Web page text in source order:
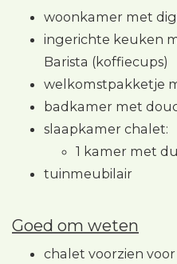
woonkamer met
ingerichte keuken
Barista (koffiecups)
welkomstpakketje
badkamer met
slaapkamer chalet:
1 kamer met
tuinmeubilair
Goed om weten
chalet voorzien